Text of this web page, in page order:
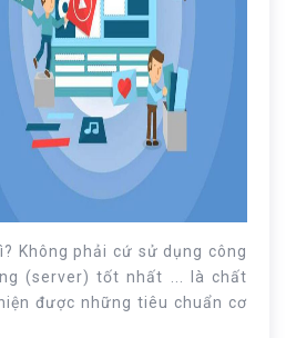
Không phải cứ sử dụng công
(server) tốt nhất ... là chất
được những tiêu chuẩn cơ